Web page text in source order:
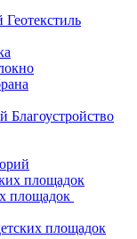
Геотекстиль
Благоустройство
площадок
площадок